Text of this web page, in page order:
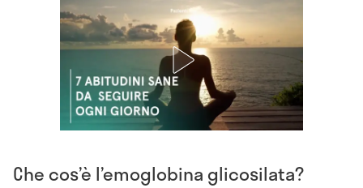
Che cos’è l’emoglobina glicosilata?